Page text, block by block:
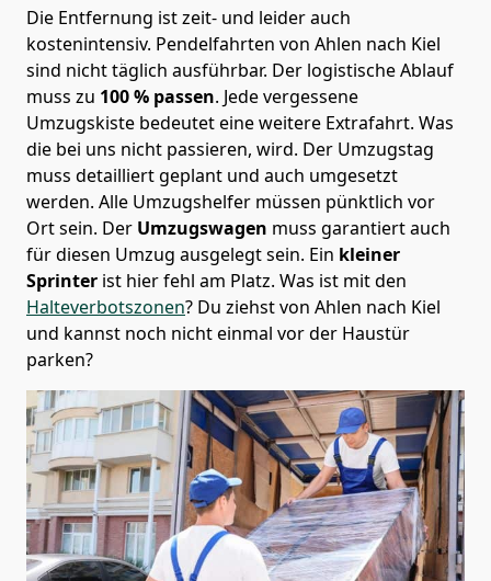
Die Entfernung ist zeit- und leider auch
kostenintensiv. Pendelfahrten von Ahlen nach Kiel
sind nicht täglich ausführbar. Der logistische Ablauf
muss zu 100 % passen. Jede vergessene
Umzugskiste bedeutet eine weitere Extrafahrt. Was
die bei uns nicht passieren, wird. Der Umzugstag
muss detailliert geplant und auch umgesetzt
werden. Alle Umzugshelfer müssen pünktlich vor
Ort sein. Der Umzugswagen muss garantiert auch
für diesen Umzug ausgelegt sein. Ein kleiner
Sprinter ist hier fehl am Platz. Was ist mit den
Halteverbotszonen? Du ziehst von Ahlen nach Kiel
und kannst noch nicht einmal vor der Haustür
parken?